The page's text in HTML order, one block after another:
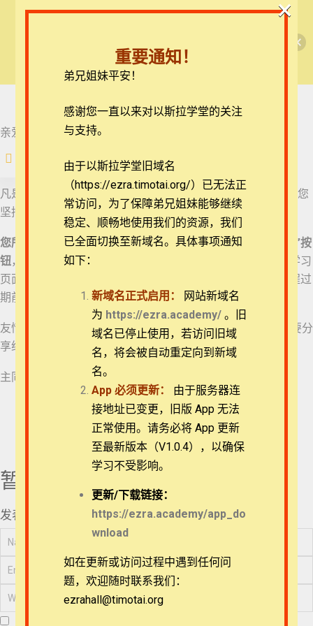
ezrahall@timotai.org
旧约 以赛亚书（奥斯华博士）
课前必读
如何获得“完课证书”
课程简介
阅读书目
版权声明：课程中的所
和侵权行为。个人选课
请勿公开放映，如需集
体学习请联系：
ezrahall@timotai.org
课程开始
亲爱的学员，
很高兴能够在这个课程里遇见您！
凡是有完课记录的学员都将得到一个电子“完课证书
”，为了对您
坚持完成课程的学习表示鼓励，也让您能够留有纪念。
您所需要做的就是：在每完成一课的学习之后，点击“已完成”按
钮，即可在系统中留下学习记录。在课程学习达到80%后，学习
页面上会出现
按钮，在完成所有课程学习后或课程过
期前
点击“完成课程”，就可以获得完课证书。
友情提醒：请尊重版权，自己的账号仅供自己学习使用，不要分
享给其他人。
主同在！
暂无评论
发表评论
团体报名及课程定制咨询：ezrahall@timotai.org
退换政策
隐私策略
联系我们
关于我们
Copyright © 2022-2026 Timothy Training International,
重要通知！
弟兄姐妹平安！
感谢您一直以来对以斯拉学堂的关注
与支持。
由于以斯拉学堂旧域名
（https://ezra.timotai.org/）已无法正
常访问， 为了保障弟兄姐妹能够继续
稳定、顺畅地使用我们的资源，我们
已全面切换至新域名。具体事项通知
如下：
新域名正式启用：
网站新域名
为 https://ezra.academy/ 。旧
域名已停止使用，若访问旧域
名，将会被自动重定向到新域
名。
App必须更新：
由于服务器连
接地址已变更，旧版 App 无法
正常使用。请务必将 App 更新
至最新版本（V1.0.4），以确保
学习不受影响。
更新/下载链接：
https://ezra.academy/app_do
wnload
如在更新或访问过程中遇到任何问
题，欢迎随时联系我们：
ezrahall@timotai.org
×
查看课程